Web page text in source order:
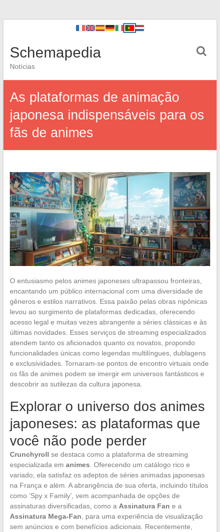
Schemapedia
Notícias
As plataformas de animação
japonesa indispensáveis para os
fãs de animes
O entusiasmo pelos animes japoneses ultrapassou fronteiras,
encantando um público internacional com uma diversidade de
gêneros e estilos narrativos. Essa paixão pelas obras nipônicas
levou ao surgimento de plataformas dedicadas, oferecendo
acesso legal e muitas vezes abrangente a séries clássicas e às
últimas novidades. Esses serviços de streaming especializados
atendem tanto os aficionados quanto os novatos, propondo
funcionalidades únicas como legendas multilíngues, dublagens
e exclusividades. Tornaram-se pontos de encontro virtuais onde
os fãs de animes podem se imergir em universos fantásticos e
descobrir as sutilezas da cultura japonesa.
Explorar o universo dos animes
japoneses: as plataformas que
você não pode perder
Crunchyroll se destaca como a plataforma de streaming
especializada em animes . Oferecendo um catálogo rico e
variado, ela satisfaz os adeptos de séries animadas japonesas
na França e além. A abrangência de sua oferta, incluindo títulos
como ‘Spy x Family’, vem acompanhada de opções de
assinaturas diversificadas, como a Assinatura Fan e a
Assinatura Mega-Fan , para uma experiência de visualização
sem anúncios e com benefícios adicionais. Recentemente,